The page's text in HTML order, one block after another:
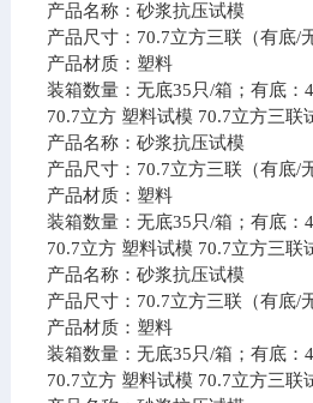
产品名称：砂浆抗压试模
产品尺寸：70.7立方三联（有底/
产品材质：塑料
装箱数量：无底35只/箱；有底：
70.7立方 塑料试模 70.7立方三联
产品名称：砂浆抗压试模
产品尺寸：70.7立方三联（有底/
产品材质：塑料
装箱数量：无底35只/箱；有底：
70.7立方 塑料试模 70.7立方三联
产品名称：砂浆抗压试模
产品尺寸：70.7立方三联（有底/
产品材质：塑料
装箱数量：无底35只/箱；有底：
70.7立方 塑料试模 70.7立方三联